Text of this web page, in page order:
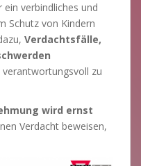
ein verbindliches und
Schutz von Kindern
Verdachtsfälle,
zu
wird ernst
Verdacht beweisen,